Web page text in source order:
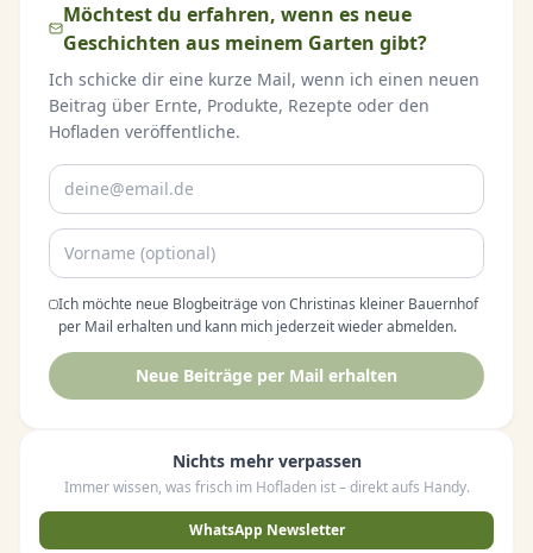
Möchtest du erfahren, wenn es neue
Geschichten aus meinem Garten gibt?
Ich schicke dir eine kurze Mail, wenn ich einen neuen
Beitrag über Ernte, Produkte, Rezepte oder den
Hofladen veröffentliche.
Ich möchte neue Blogbeiträge von Christinas kleiner Bauernhof
per Mail erhalten und kann mich jederzeit wieder abmelden.
Neue Beiträge per Mail erhalten
Nichts mehr verpassen
Immer wissen, was frisch im Hofladen ist – direkt aufs Handy.
WhatsApp Newsletter